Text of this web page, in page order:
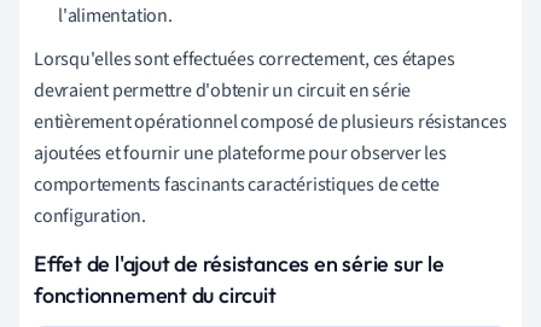
l'alimentation.
Lorsqu'elles sont effectuées correctement, ces étapes
devraient permettre d'obtenir un circuit en série
entièrement opérationnel composé de plusieurs résistances
ajoutées et fournir une plateforme pour observer les
comportements fascinants caractéristiques de cette
configuration.
Effet de l'ajout de résistances en série sur le
fonctionnement du circuit